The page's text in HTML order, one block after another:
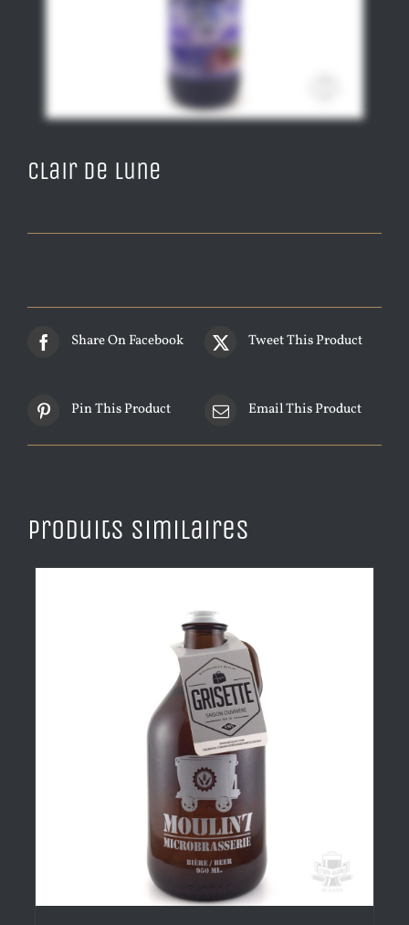
Clair de lune
Share On Facebook Tweet This Product
Pin This Product Email This Product
Produits similaires